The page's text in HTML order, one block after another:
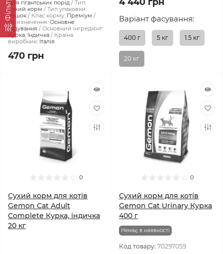
ФiльтрДля гігантських порід
Тип:
Сухий корм
Тип упаковки:
Мішок
Клас корму: Преміум
Призначення: Основне
годування
Основний інгредієнт:
Курка, Індичка
Країна
виробник: Італія
470 грн
Варіант фасування:
400 г 5 кг 1.5 кг
20 кг
0
Сухий корм для котів
Gemon Cat Adult
Complete Курка, індичка
20 кг
0
Сухий корм для котів
Gemon Cat Urinary Курка
400 г
Немає в наявності
Код товару: 70297059